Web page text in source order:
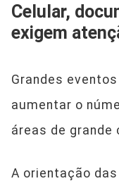
Celular,
exigem
Grandes
aumentar o
áreas de grande
A orientação